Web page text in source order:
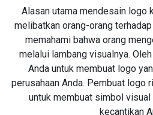
Alasan utama mendesain logo
melibatkan orang-orang
memahami bahwa orang
melalui lambang visualnya.
Anda untuk membuat logo
perusahaan Anda. Pembuat logo
untuk membuat simbol
kecantikan